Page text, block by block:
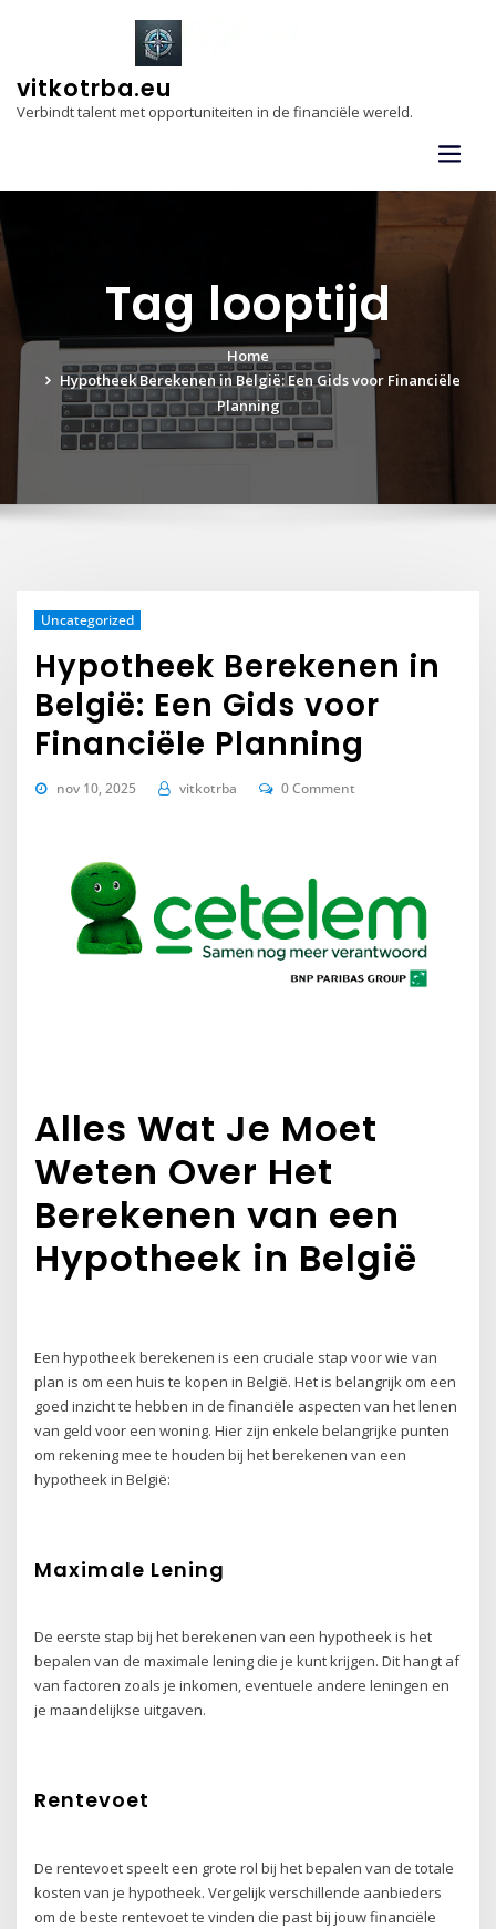
vitkotrba.eu
Verbindt talent met opportuniteiten in de financiële wereld.
Tag looptijd
Home
Hypotheek Berekenen in België: Een Gids voor Financiële
Planning
Uncategorized
Hypotheek Berekenen in
België: Een Gids voor
Financiële Planning
nov 10, 2025 vitkotrba 0 Comment
Alles Wat Je Moet
Weten Over Het
Berekenen van een
Hypotheek in België
Een hypotheek berekenen is een cruciale stap voor wie van
plan is om een huis te kopen in België. Het is belangrijk om een
goed inzicht te hebben in de financiële aspecten van het lenen
van geld voor een woning. Hier zijn enkele belangrijke punten
om rekening mee te houden bij het berekenen van een
hypotheek in België:
Maximale Lening
De eerste stap bij het berekenen van een hypotheek is het
bepalen van de maximale lening die je kunt krijgen. Dit hangt af
van factoren zoals je inkomen, eventuele andere leningen en
je maandelijkse uitgaven.
Rentevoet
De rentevoet speelt een grote rol bij het bepalen van de totale
kosten van je hypotheek. Vergelijk verschillende aanbieders
om de beste rentevoet te vinden die past bij jouw financiële